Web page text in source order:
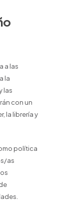
a las
la
las
con un
la librería y
política
as